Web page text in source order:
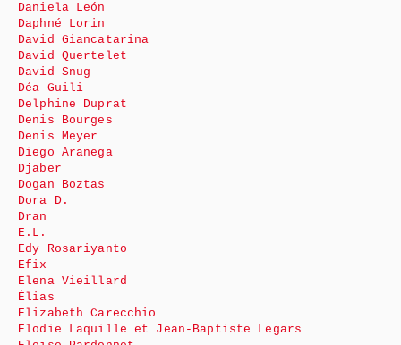
Daniela León
Daphné Lorin
David Giancatarina
David Quertelet
David Snug
Déa Guili
Delphine Duprat
Denis Bourges
Denis Meyer
Diego Aranega
Djaber
Dogan Boztas
Dora D.
Dran
E.L.
Edy Rosariyanto
Efix
Elena Vieillard
Élias
Elizabeth Carecchio
Elodie Laquille et Jean-Baptiste Legars